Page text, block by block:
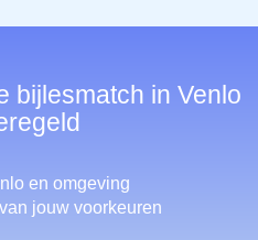
bijlesmatch in Venlo
en omgeving
jouw voorkeuren